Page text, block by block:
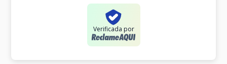
Verificada por